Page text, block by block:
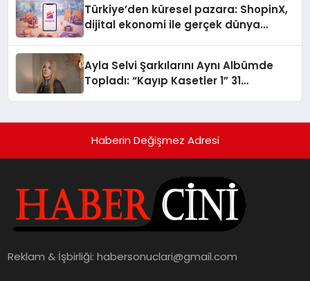
Türkiye’den küresel pazara: ShopinX,
dijital ekonomi ile gerçek dünya
Ayla Selvi Şarkılarını Aynı Albümde
Topladı: “Kayıp Kasetler 1” 31
Haberin Değişmez Adresi
Reklam & İşbirliği:habersonuclari@gmail.com